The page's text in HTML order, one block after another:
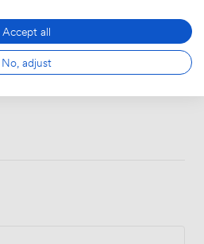
Accept all
No, adjust